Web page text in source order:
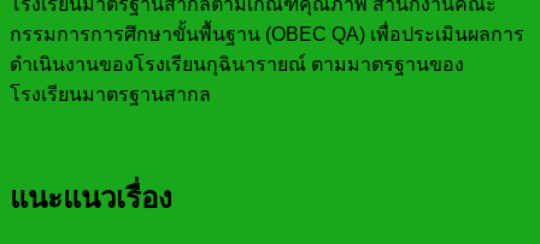
โรงเรียนมาตรฐานสากลตามเกณฑ์คุณภาพ สำนักงานคณะ
กรรมการการศึกษาขั้นพื้นฐาน (OBEC QA) เพื่อประเมินผลการ
ดำเนินงานของโรงเรียนกุฉินารายณ์ ตามมาตรฐานของ
โรงเรียนมาตรฐานสากล
แนะแนวเรื่อง